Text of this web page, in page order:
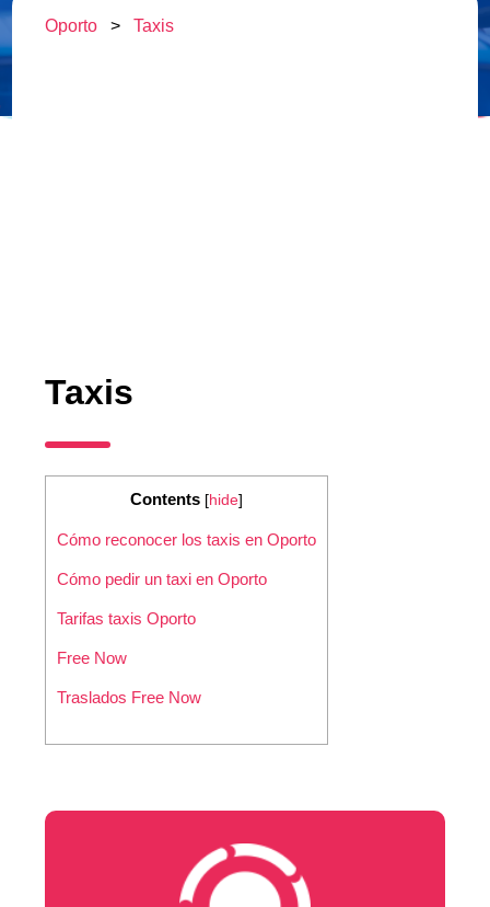
Oporto>Taxis
Taxis
Contents [hide]
Cómo reconocer los taxis en Oporto
Cómo pedir un taxi en Oporto
Tarifas taxis Oporto
Free Now
Traslados Free Now